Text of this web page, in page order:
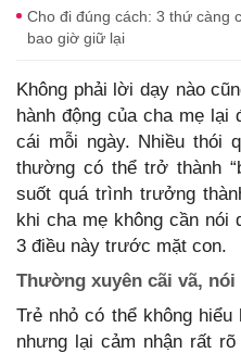
Cho đi đúng cách: 3 thứ càng
bao giờ giữ lại
Không phải lời dạy nào
hành động của cha mẹ
cái mỗi ngày. Nhiều thói
thường có thể trở thành
suốt quá trình trưởng
khi cha mẹ không cần nói
3 điều này trước mặt con.
Thường xuyên cãi vã,
Trẻ nhỏ có thể không
nhưng lại cảm nhận rất